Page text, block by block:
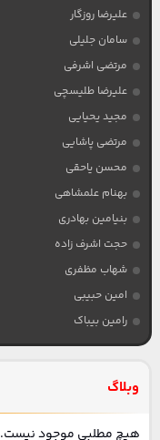
علیرضا روزگار
سامان جلیلی
مرتضی اشرفی
علیرضا طلیسچی
مجید یحیایی
مرتضی پاشایی
محسن یاحقی
بهنام علمشاهی
بنیامین بهادری
حجت اشرف زاده
شهاب مظفری
امین حبیبی
رامین بیباک
وبلاگ
هیچ مطلبی موجود نیست.